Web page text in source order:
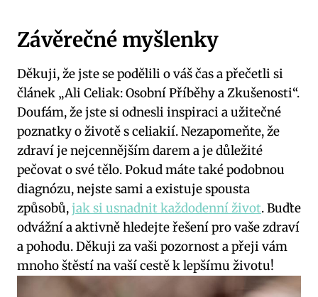
Závěrečné myšlenky
Děkuji, že jste se podělili o váš čas a přečetli si
článek „Ali Celiak: Osobní Příběhy a Zkušenosti“.
Doufám, že jste si odnesli inspiraci a užitečné
poznatky o životě s celiakií. Nezapomeňte, že
zdraví je nejcennějším darem a je důležité
pečovat o své tělo. Pokud máte také podobnou
diagnózu, nejste sami a existuje spousta
způsobů,jak si usnadnit každodenní život. Buďte
odvážní a aktivně hledejte řešení pro vaše zdraví
a pohodu. Děkuji za vaši pozornost a přeji vám
mnoho štěstí na vaší cestě k lepšímu životu!